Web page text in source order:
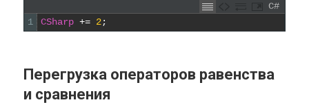
C#
1
CSharp += 2;
Перегрузка операторов равенства
и сравнения